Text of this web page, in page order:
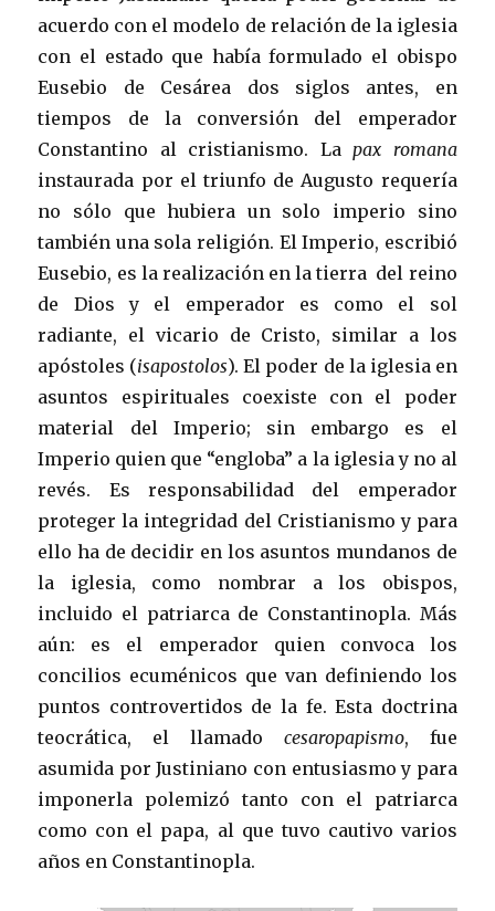
acuerdo con el modelo de relación de la iglesia
con el estado que había formulado el obispo
Eusebio de Cesárea dos siglos antes, en
tiempos de la conversión del emperador
Constantino al cristianismo. Lapax romana
instaurada por el triunfo de Augusto requería
no sólo que hubiera un solo imperio sino
también una sola religión. El Imperio, escribió
Eusebio, es la realización en la tierra del reino
de Dios y el emperador es como el sol
radiante, el vicario de Cristo, similar a los
apóstoles (isapostolos). El poder de la iglesia en
asuntos espirituales coexiste con el poder
material del Imperio; sin embargo es el
Imperio quien que “engloba” a la iglesia y no al
revés. Es responsabilidad del emperador
proteger la integridad del Cristianismo y para
ello ha de decidir en los asuntos mundanos de
la iglesia, como nombrar a los obispos,
incluido el patriarca de Constantinopla. Más
aún: es el emperador quien convoca los
concilios ecuménicos que van definiendo los
puntos controvertidos de la fe. Esta doctrina
teocrática, el llamado cesaropapismo, fue
asumida por Justiniano con entusiasmo y para
imponerla polemizó tanto con el patriarca
como con el papa, al que tuvo cautivo varios
años en Constantinopla.